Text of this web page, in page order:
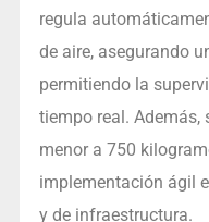
regula
de aire, asegurando
permitiendo la
tiempo real.
menor a 750
implementación ágil
y de infraestructura.